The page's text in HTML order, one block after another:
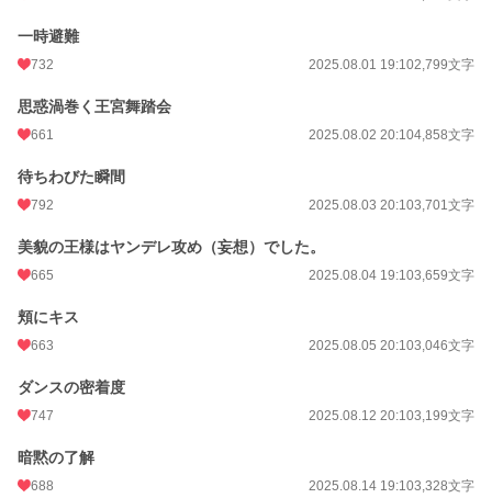
一時避難
732 2025.08.01 19:102,799文字
思惑渦巻く王宮舞踏会
661 2025.08.02 20:104,858文字
待ちわびた瞬間
792 2025.08.03 20:103,701文字
美貌の王様はヤンデレ攻め（妄想）でした。
665 2025.08.04 19:103,659文字
頬にキス
663 2025.08.05 20:103,046文字
ダンスの密着度
747 2025.08.12 20:103,199文字
暗黙の了解
688 2025.08.14 19:103,328文字